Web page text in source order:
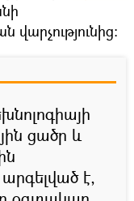
ցածր և
է,